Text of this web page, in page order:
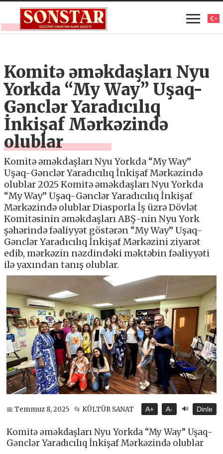
Komitə əməkdaşları Nyu
Yorkda “My Way” Uşaq-
Gənclər Yaradıcılıq
İnkişaf Mərkəzində
olublar
Komitə əməkdaşları Nyu Yorkda “My Way”
Uşaq-Gənclər Yaradıcılıq İnkişaf Mərkəzində
olublar 2025 Komitə əməkdaşları Nyu Yorkda
“My Way” Uşaq-Gənclər Yaradıcılıq İnkişaf
Mərkəzində olublar Diasporla İş üzrə Dövlət
Komitəsinin əməkdaşları ABŞ-nin Nyu York
şəhərində fəaliyyət göstərən “My Way” Uşaq-
Gənclər Yaradıcılıq İnkişaf Mərkəzini ziyarət
edib, mərkəzin nəzdindəki məktəbin fəaliyyəti
ilə yaxından tanış olublar.
📅 Temmuz 8, 2025 📂 KÜLTÜR SANAT A+ A- 🔊 Dinle
Komitə əməkdaşları Nyu Yorkda “My Way” Uşaq-
Gənclər Yaradıcılıq İnkişaf Mərkəzində olublar